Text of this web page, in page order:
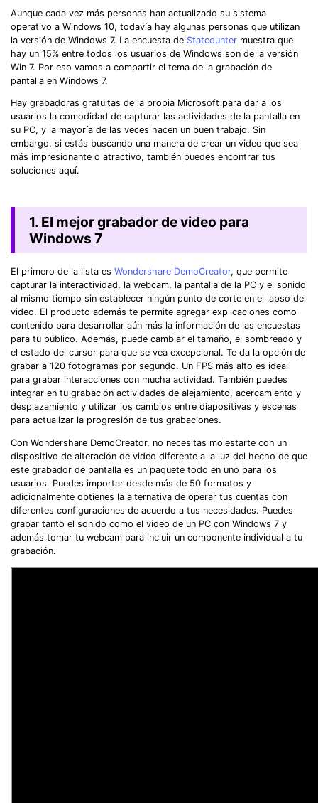
Aunque cada vez más personas han actualizado su sistema
operativo a Windows 10, todavía hay algunas personas que utilizan
la versión de Windows 7. La encuesta de Statcounter muestra que
hay un 15% entre todos los usuarios de Windows son de la versión
Win 7. Por eso vamos a compartir el tema de la grabación de
pantalla en Windows 7.
Hay grabadoras gratuitas de la propia Microsoft para dar a los
usuarios la comodidad de capturar las actividades de la pantalla en
su PC, y la mayoría de las veces hacen un buen trabajo. Sin
embargo, si estás buscando una manera de crear un video que sea
más impresionante o atractivo, también puedes encontrar tus
soluciones aquí.
1. El mejor grabador de video para
Windows 7
El primero de la lista es Wondershare DemoCreator, que permite
capturar la interactividad, la webcam, la pantalla de la PC y el sonido
al mismo tiempo sin establecer ningún punto de corte en el lapso del
video. El producto además te permite agregar explicaciones como
contenido para desarrollar aún más la información de las encuestas
para tu público. Además, puede cambiar el tamaño, el sombreado y
el estado del cursor para que se vea excepcional. Te da la opción de
grabar a 120 fotogramas por segundo. Un FPS más alto es ideal
para grabar interacciones con mucha actividad. También puedes
integrar en tu grabación actividades de alejamiento, acercamiento y
desplazamiento y utilizar los cambios entre diapositivas y escenas
para actualizar la progresión de tus grabaciones.
Con Wondershare DemoCreator, no necesitas molestarte con un
dispositivo de alteración de video diferente a la luz del hecho de que
este grabador de pantalla es un paquete todo en uno para los
usuarios. Puedes importar desde más de 50 formatos y
adicionalmente obtienes la alternativa de operar tus cuentas con
diferentes configuraciones de acuerdo a tus necesidades. Puedes
grabar tanto el sonido como el video de un PC con Windows 7 y
además tomar tu webcam para incluir un componente individual a tu
grabación.